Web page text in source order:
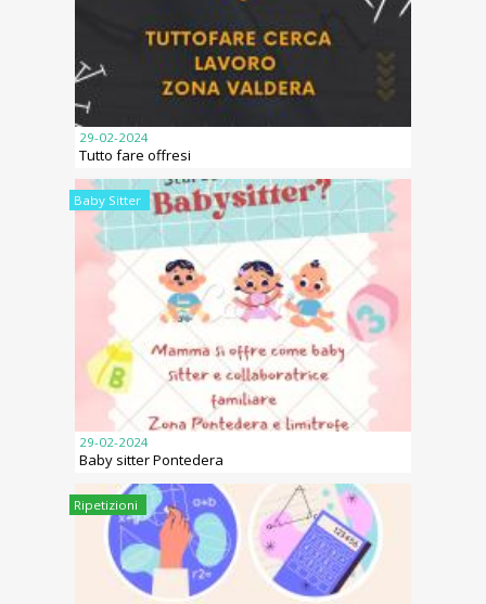
29-02-2024
Tutto fare offresi
Baby Sitter
29-02-2024
Baby sitter Pontedera
Ripetizioni